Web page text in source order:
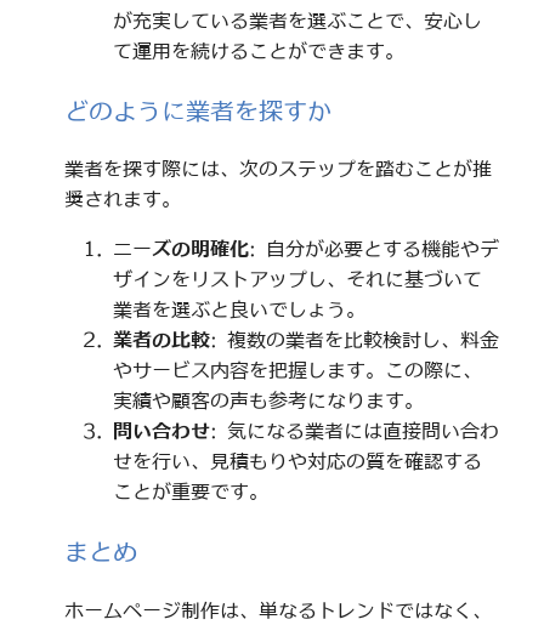
が充実している業者を選ぶことで、安心し
て運用を続けることができます。
どのように業者を探すか
業者を探す際には、次のステップを踏むことが推
奨されます。
ニーズの明確化: 自分が必要とする機能やデ
ザインをリストアップし、それに基づいて
業者を選ぶと良いでしょう。
業者の比較: 複数の業者を比較検討し、料金
やサービス内容を把握します。この際に、
実績や顧客の声も参考になります。
問い合わせ: 気になる業者には直接問い合わ
せを行い、見積もりや対応の質を確認する
ことが重要です。
まとめ
ホームページ制作は、単なるトレンドではなく、